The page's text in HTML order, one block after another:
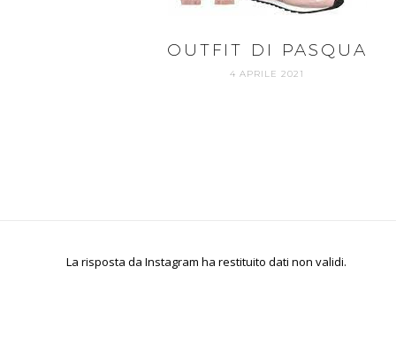
OUTFIT DI PASQUA
4 APRILE 2021
La risposta da Instagram ha restituito dati non validi.